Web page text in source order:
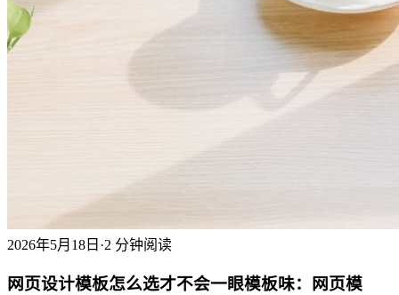
2026年5月18日 ·2 分钟阅读
网页设计模板怎么选才不会一眼模板味：网页模